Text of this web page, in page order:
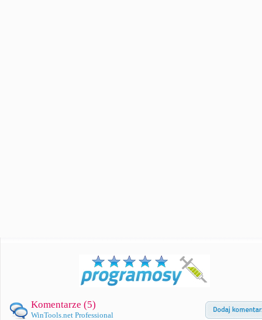
Komentarze (5)
WinTools.net Professional